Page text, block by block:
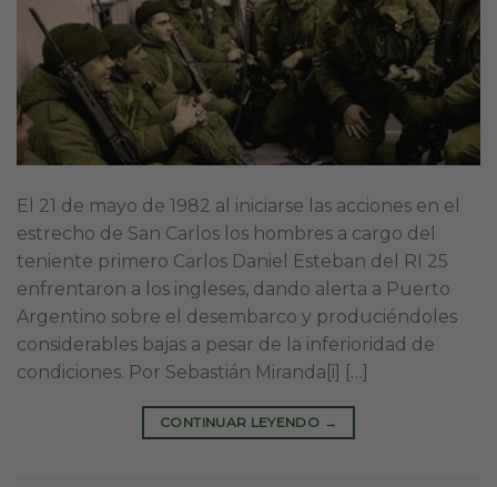
El 21 de mayo de 1982 al iniciarse las acciones en el
estrecho de San Carlos los hombres a cargo del
teniente primero Carlos Daniel Esteban del RI 25
enfrentaron a los ingleses, dando alerta a Puerto
Argentino sobre el desembarco y produciéndoles
considerables bajas a pesar de la inferioridad de
condiciones. Por Sebastián Miranda[i] […]
CONTINUAR LEYENDO →